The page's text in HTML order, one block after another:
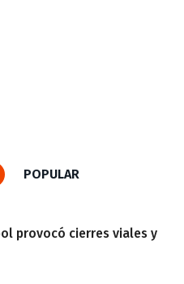
POPULAR
provocó cierres viales y